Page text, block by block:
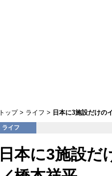
トップ ライフ 日本に3施設だけの
ライフ
日本に3施設